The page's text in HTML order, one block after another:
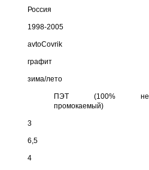
Россия
1998-2005
avtoCovrik
графит
зима/лето
ПЭТ (100% не
промокаемый)
3
6,5
4